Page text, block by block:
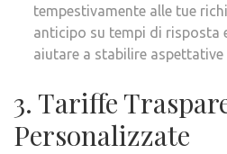
tempestivamente alle tue
anticipo su tempi di risposta
aiutare a stabilire aspettative
3. Tariffe
Personalizzate